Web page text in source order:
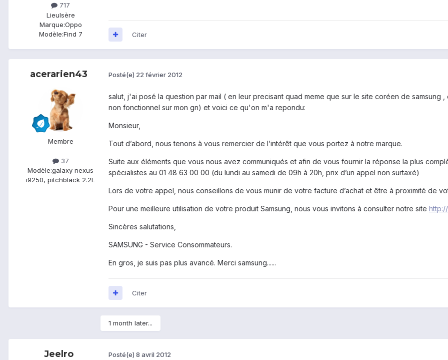
717
LieuIsère
Marque:Oppo
Modèle:Find 7 Citer
acerarien43
Membre
37
Modèle:galaxy nexus
i9250, pitchblack 2.2L
Posté(e) 22 février 2012
salut, j'ai posé la question par mail ( en leur precisant quad meme que sur le site coréen de samsung
non fonctionnel sur mon gn) et voici ce qu'on m'a repondu:
Monsieur,
Tout d’abord, nous tenons à vous remercier de l’intérêt que vous portez à notre marque.
Suite aux éléments que vous nous avez communiqués et afin de vous fournir la réponse la plus
spécialistes au 01 48 63 00 00 (du lundi au samedi de 09h à 20h, prix d’un appel non surtaxé)
Lors de votre appel, nous conseillons de vous munir de votre facture d’achat et être à proximité de
Pour une meilleure utilisation de votre produit Samsung, nous vous invitons à consulter notre site
Sincères salutations,
SAMSUNG - Service Consommateurs.
En gros, je suis pas plus avancé. Merci samsung......
Citer
1 month later...
Jeelro Posté(e) 8 avril 2012